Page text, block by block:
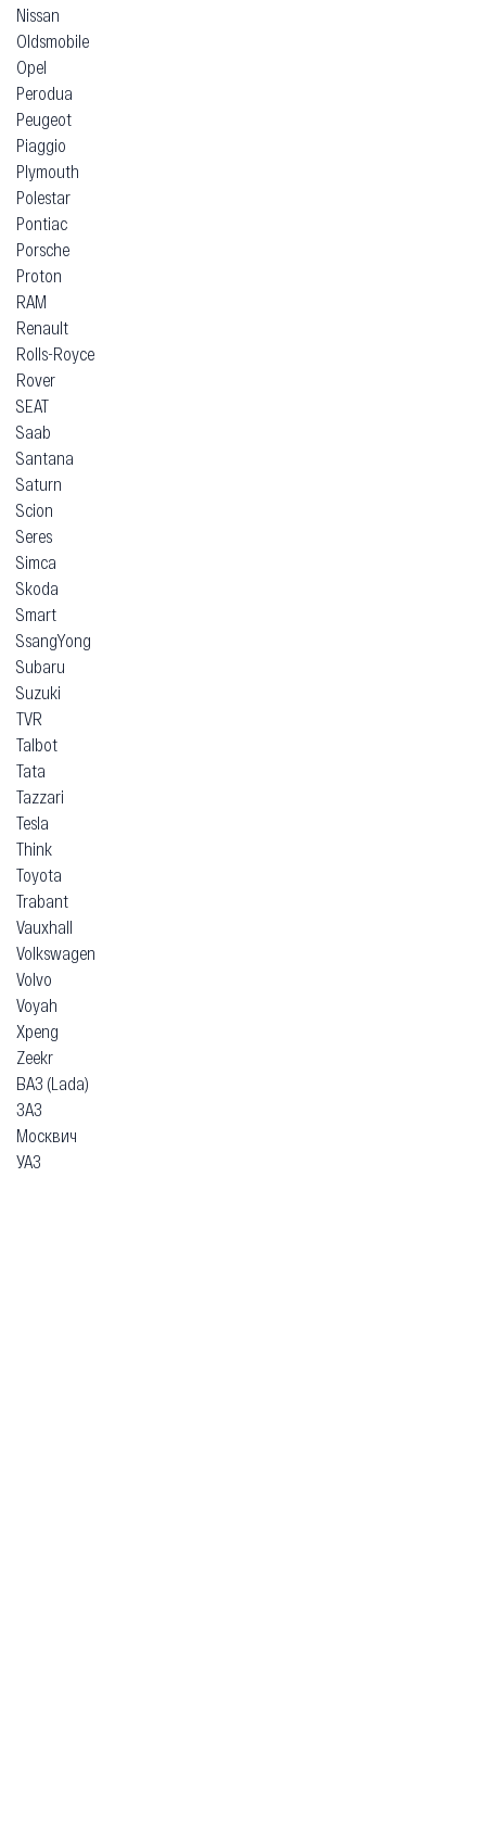
Nissan
Oldsmobile
Opel
Perodua
Peugeot
Piaggio
Plymouth
Polestar
Pontiac
Porsche
Proton
RAM
Renault
Rolls-Royce
Rover
SEAT
Saab
Santana
Saturn
Scion
Seres
Simca
Skoda
Smart
SsangYong
Subaru
Suzuki
TVR
Talbot
Tata
Tazzari
Tesla
Think
Toyota
Trabant
Vauxhall
Volkswagen
Volvo
Voyah
Xpeng
Zeekr
ВАЗ (Lada)
ЗАЗ
Москвич
УАЗ